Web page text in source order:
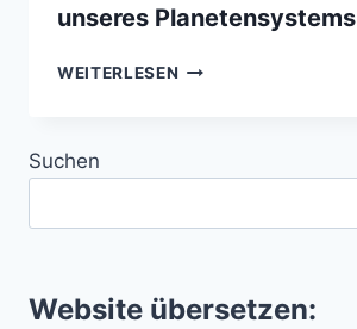
unseres Planetensystems
WEITERLESEN DIE
Suchen
Website übersetzen: